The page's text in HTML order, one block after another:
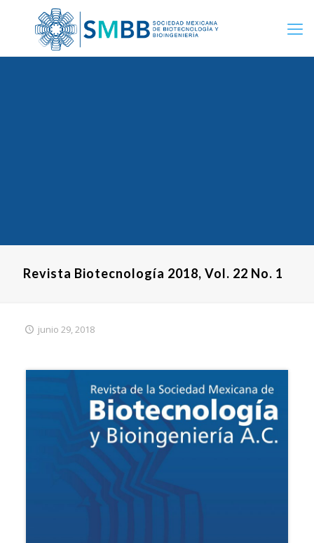
Revista Biotecnología 2018, Vol. 22 No. 1
junio 29, 2018